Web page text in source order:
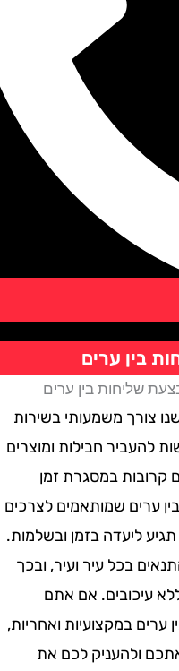
ערים
בין ערים
משמעותי בשירות
חבילות ומוצרים
במסגרת זמן
שמותאמים לצרכים
בזמן ובשלמות.
עיר ועיר, ובכך
אם אתם
במקצועיות ואחריות,
לכם את